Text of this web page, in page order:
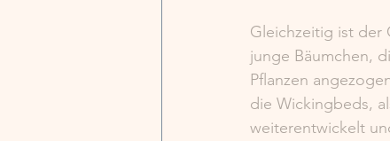
Gleichzeitig ist der
junge Bäumchen,
Pflanzen
die Wickingbeds,
weiterentwickelt